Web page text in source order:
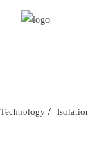
Technology /